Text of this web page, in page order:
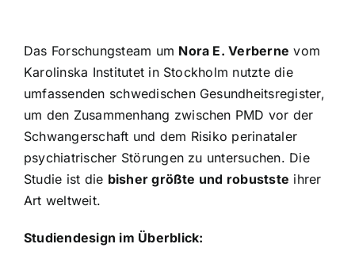
Das Forschungsteam um Nora E. Verberne vom
Karolinska Institutet in Stockholm nutzte die
umfassenden schwedischen Gesundheitsregister,
um den Zusammenhang zwischen PMD vor der
Schwangerschaft und dem Risiko perinataler
psychiatrischer Störungen zu untersuchen. Die
Studie ist die bisher größte und robustste ihrer
Art weltweit.
Studiendesign im Überblick: